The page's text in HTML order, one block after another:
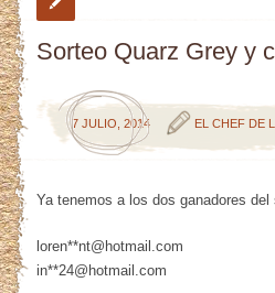
Sorteo Quarz Grey y
7 JULIO, 2014 EL CHEF DE
Ya tenemos a los dos ganadores del
loren**nt@hotmail.com
in**24@hotmail.com